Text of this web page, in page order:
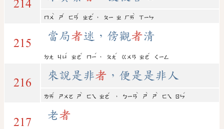
214
ㄇㄨ
ˋ
ㄕ
ˊ
ㄈㄢ
ˊ
ㄓㄜ
ˇ
， ㄆㄧ ㄓ ㄏㄞ
ˋ
ㄒㄧㄣ
215
當局者迷，傍觀者清
ㄉㄤ ㄐㄩ
ˊ
ㄓㄜ
ˇ
ㄇㄧ
ˊ
， ㄆㄤ
ˊ
ㄍㄨㄢ ㄓㄜ
ˇ
ㄑㄧㄥ
216
來說是非者 ，便是是非人
ㄌㄞ
ˊ
ㄕㄨㄛ ㄕ
ˋ
ㄈㄟ ㄓㄜ
ˇ
， ㄅㄧㄢ
ˋ
ㄕ
ˋ
ㄕ
ˋ
ㄈㄟ ㄖㄣ
ˊ
217
老者